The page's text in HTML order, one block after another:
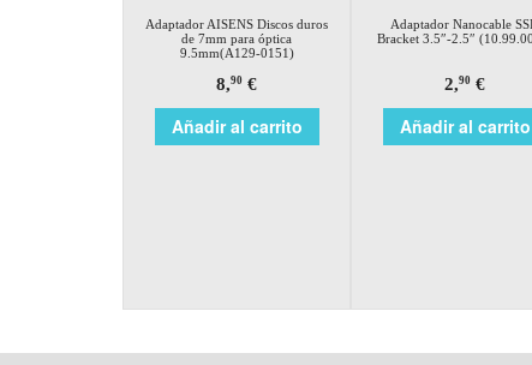
Adaptador AISENS Discos duros
de 7mm para óptica
9.5mm(A129-0151)
8,90 €
Añadir al carrito
Adaptador Nanocable
Bracket 3.5″-2.5″
2,90 €
Añadir al carrito